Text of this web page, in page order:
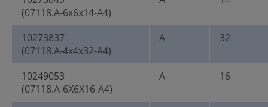
(07118.A-6x6x14-A4)
10273837
(07118.A-4x4x32-A4)
A 32
10249053
(07118.A-6X6X16-A4)
A 16